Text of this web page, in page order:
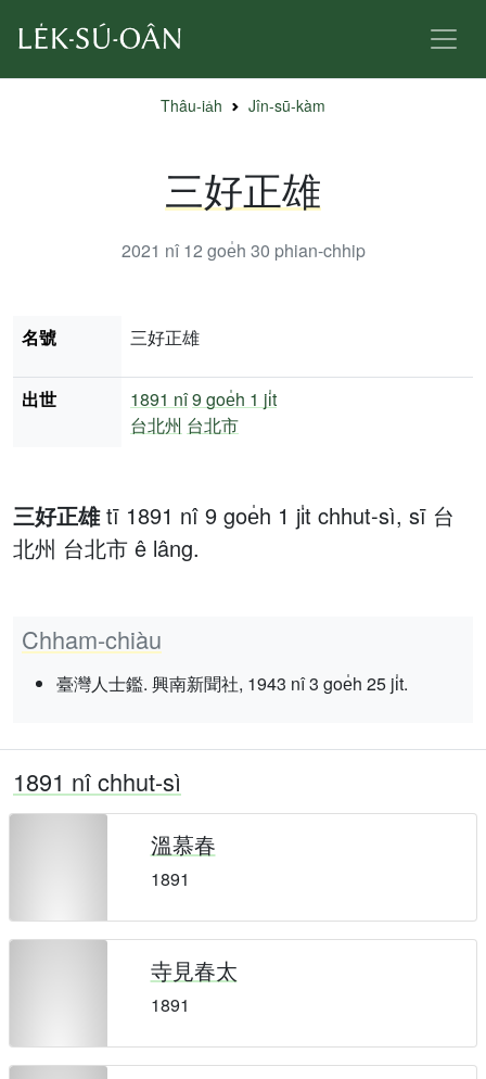
Thâu-ia̍h Jîn-sū-kàm
三好正雄
2021 nî 12 goe̍h 30 phian-chhip
三好正雄tī 1891 nî 9 goe̍h 1 ji̍t chhut-sì, sī 台
北州 台北市 ê lâng.
Chham-chiàu
臺灣人士鑑. 興南新聞社, 1943 nî 3 goe̍h 25 ji̍t.
名號 三好正雄
出世 1891 nî9 goe̍h 1 ji̍t
台北州 台北市
1891 nî chhut-sì
溫慕春
1891
寺見春太
1891